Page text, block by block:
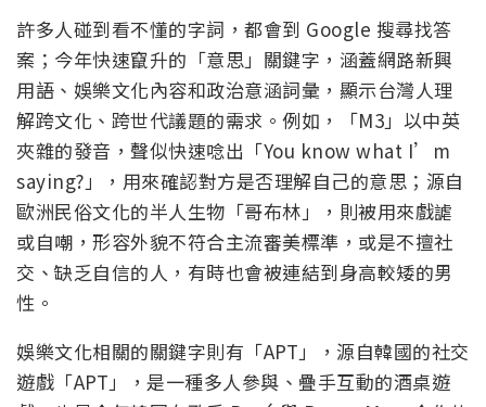
許多人碰到看不懂的字詞，都會到 Google 搜尋找答
案；今年快速竄升的「意思」關鍵字，涵蓋網路新興
用語、 娛樂文化內容和政治意涵詞彙，顯示台灣人理
解跨文化、 跨世代議題的需求。例如，「M3」以中英
夾雜的發音， 聲似快速唸出「You know what I’m
saying?」，用來確認對方是否理解自己的意思； 源自
歐洲民俗文化的半人生物「哥布林」，則被用來戲謔
或自嘲， 形容外貌不符合主流審美標準，或是不擅社
交、缺乏自信的人， 有時也會被連結到身高較矮的男
性。
娛樂文化相關的關鍵字則有「APT」，源自韓國的社交
遊戲「APT」，是一種多人參與、疊手互動的酒桌遊